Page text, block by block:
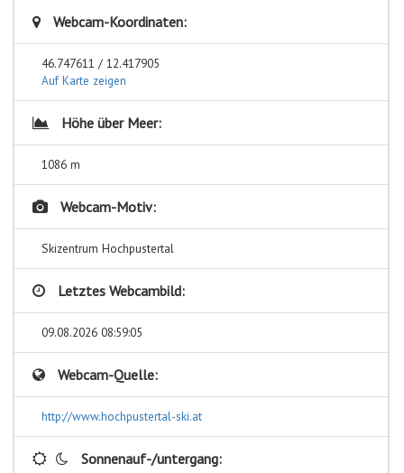
Webcam-Koordinaten:
46.747611 / 12.417905
Auf Karte zeigen
Höhe über Meer:
1086 m
Webcam-Motiv:
Skizentrum Hochpustertal
Letztes Webcambild:
09.08.2026 08:59:05
Webcam-Quelle:
http://www.hochpustertal-ski.at
Sonnenauf-/untergang: